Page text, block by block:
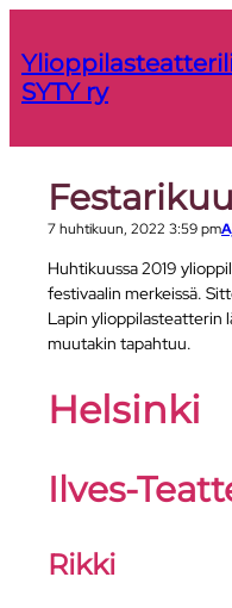
SYTY ry
7 huhtikuun, 2022 3:59 pm
Huhtikuussa 2019
festivaalin merkeissä.
Lapin ylioppilasteatterin
muutakin tapahtuu.
Helsinki
Ilves-
Rikki